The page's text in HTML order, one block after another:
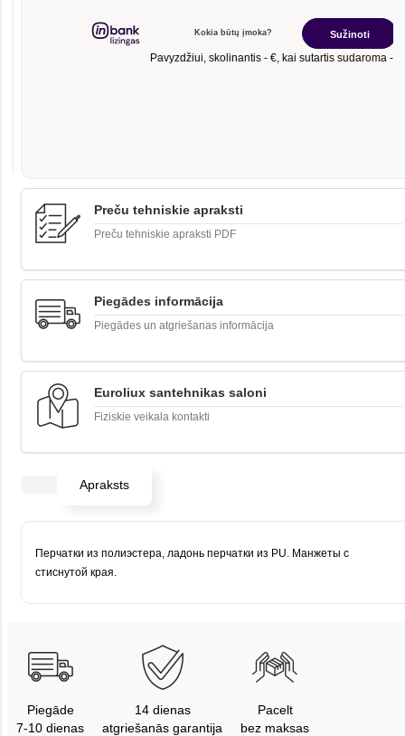
Preču tehniskie apraksti
Preču tehniskie apraksti PDF
Piegādes informācija
Piegādes un atgriešanas informācija
Euroliux santehnikas saloni
Fiziskie veikala kontakti
Apraksts
Перчатки из полиэстера, ладонь перчатки из PU. Манжеты с
стиснутой края.
Piegāde
7-10 dienas
14 dienas
atgriešanās garantija
Pacelt
bez maksas